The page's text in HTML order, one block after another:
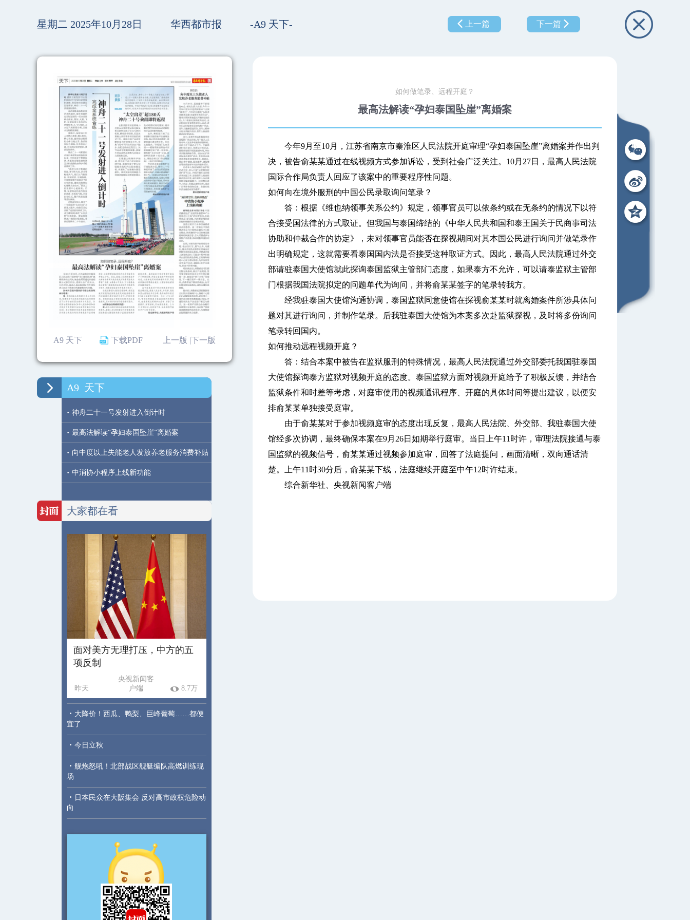
星期二 2025年10月28日 华西都市报 -A9 天下- 上一篇 下一篇
A9 天下 下载PDF 下一版
上一版 |
A9 天下
· 神舟二十一号发射进入倒计时
· 最高法解读“孕妇泰国坠崖”离婚案
· 向中度以上失能老人发放养老服务消费补贴
· 中消协小程序上线新功能
大家都在看
面对美方无理打压，中方的五
项反制
昨天
央视新闻客
户端
8.7万
· 大降价！西瓜、鸭梨、巨峰葡萄……都便
宜了
· 今日立秋
· 舰炮怒吼！北部战区舰艇编队高燃训练现
场
· 日本民众在大阪集会 反对高市政权危险动
向
如何做笔录、远程开庭？
最高法解读“孕妇泰国坠崖”离婚案
今年9月至10月，江苏省南京市秦淮区人民法院开庭审理“孕妇泰国坠崖”离婚案并作出判
决，被告俞某某通过在线视频方式参加诉讼，受到社会广泛关注。10月27日，最高人民法院
国际合作局负责人回应了该案中的重要程序性问题。
如何向在境外服刑的中国公民录取询问笔录？
答：根据《维也纳领事关系公约》规定，领事官员可以依条约或在无条约的情况下以符
合接受国法律的方式取证。但我国与泰国缔结的《中华人民共和国和泰王国关于民商事司法
协助和仲裁合作的协定》，未对领事官员能否在探视期间对其本国公民进行询问并做笔录作
出明确规定，这就需要看泰国国内法是否接受这种取证方式。因此，最高人民法院通过外交
部请驻泰国大使馆就此探询泰国监狱主管部门态度，如果泰方不允许，可以请泰监狱主管部
门根据我国法院拟定的问题单代为询问，并将俞某某签字的笔录转我方。
经我驻泰国大使馆沟通协调，泰国监狱同意使馆在探视俞某某时就离婚案件所涉具体问
题对其进行询问，并制作笔录。后我驻泰国大使馆为本案多次赴监狱探视，及时将多份询问
笔录转回国内。
如何推动远程视频开庭？
答：结合本案中被告在监狱服刑的特殊情况，最高人民法院通过外交部委托我国驻泰国
大使馆探询泰方监狱对视频开庭的态度。泰国监狱方面对视频开庭给予了积极反馈，并结合
监狱条件和时差等考虑，对庭审使用的视频通讯程序、开庭的具体时间等提出建议，以便安
排俞某某单独接受庭审。
由于俞某某对于参加视频庭审的态度出现反复，最高人民法院、外交部、我驻泰国大使
馆经多次协调，最终确保本案在9月26日如期举行庭审。当日上午11时许，审理法院接通与泰
国监狱的视频信号，俞某某通过视频参加庭审，回答了法庭提问，画面清晰，双向通话清
楚。上午11时30分后，俞某某下线，法庭继续开庭至中午12时许结束。
综合新华社、央视新闻客户端